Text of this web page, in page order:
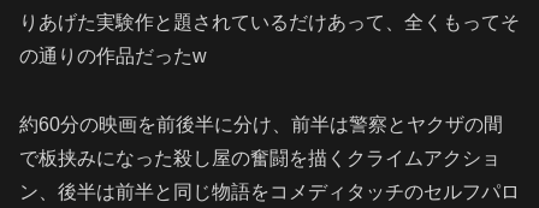
りあげた実験作と題されているだけあって、全くもってそ
の通りの作品だったw
約60分の映画を前後半に分け、前半は警察とヤクザの間
で板挟みになった殺し屋の奮闘を描くクライムアクショ
ン、後半は前半と同じ物語をコメディタッチのセルフパロ